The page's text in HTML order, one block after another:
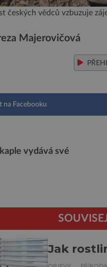
českých vědců vzbuzuje
Majerovičová
na Facebooku
vydává své
Jak